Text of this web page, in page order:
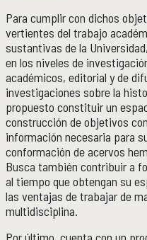
Librería
Catálogo 1945-2025
Comunicación
COMUNICACIÓN
Serie editorial Históricas
Podcast Históricas
Cajón de historias
Acervos
BIBLIOTECA
Para cumplir con dichos
vertientes del trabajo
sustantivas de la
en los niveles de
académicos, editorial y de
investigaciones sobre la
propuesto constituir un
construcción de objetivos
información necesaria para
conformación de acervos
Busca también contribuir a
al tiempo que obtengan su
las ventajas de trabajar de
multidisciplina.